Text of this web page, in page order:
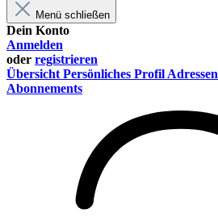
Menü schließen
Dein Konto
Anmelden
oder registrieren
Übersicht Persönliches Profil Adressen
Abonnements